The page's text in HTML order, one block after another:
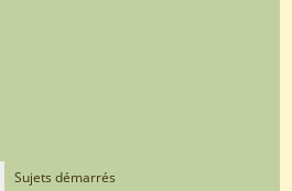
Sujets démarrés